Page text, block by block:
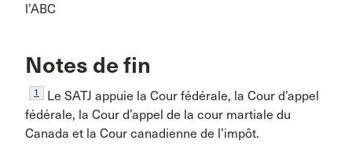
l’ABC
Notes de fin
1
Le SATJ appuie la Cour fédérale, la Cour d’appel
fédérale, la Cour d’appel de la cour martiale du
Canada et la Cour canadienne de l’impôt.